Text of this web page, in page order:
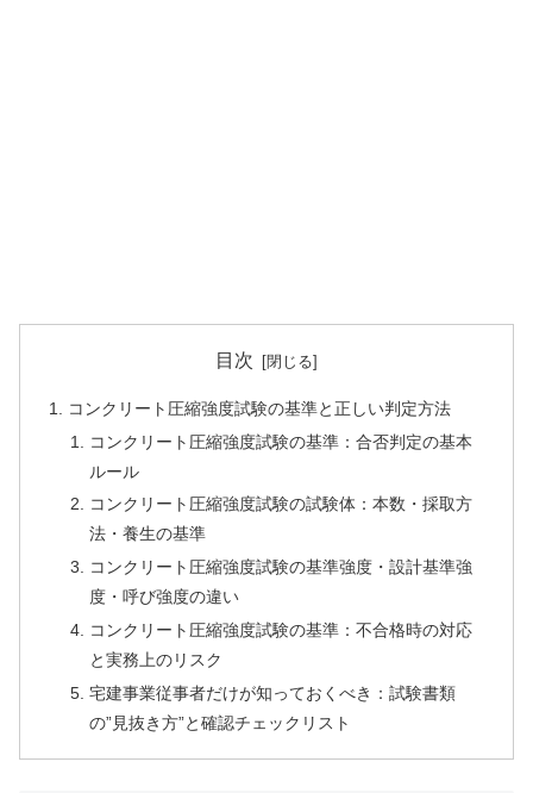
目次
コンクリート圧縮強度試験の基準と正しい判定方法
コンクリート圧縮強度試験の基準：合否判定の基本
ルール
コンクリート圧縮強度試験の試験体：本数・採取方
法・養生の基準
コンクリート圧縮強度試験の基準強度・設計基準強
度・呼び強度の違い
コンクリート圧縮強度試験の基準：不合格時の対応
と実務上のリスク
宅建事業従事者だけが知っておくべき：試験書類
の”見抜き方”と確認チェックリスト